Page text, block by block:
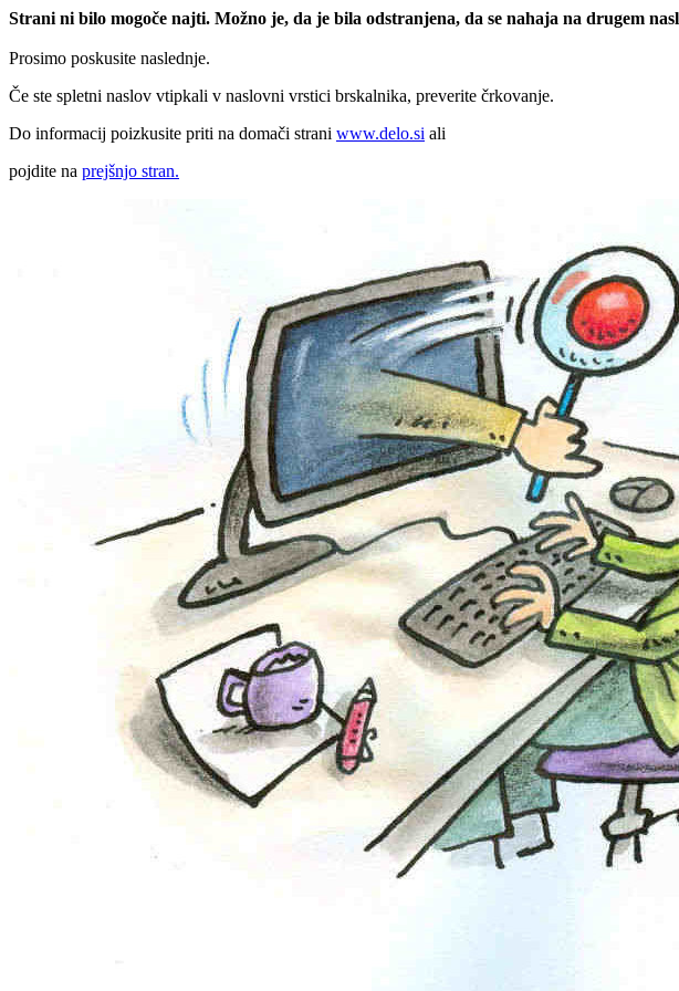
Strani ni bilo mogoče najti. Možno je, da je bila odstranjena, da se nahaja na drugem
Prosimo poskusite naslednje.
Če ste spletni naslov vtipkali v naslovni vrstici brskalnika, preverite črkovanje.
Do informacij poizkusite priti na domači strani www.delo.si ali
pojdite na prejšnjo stran.